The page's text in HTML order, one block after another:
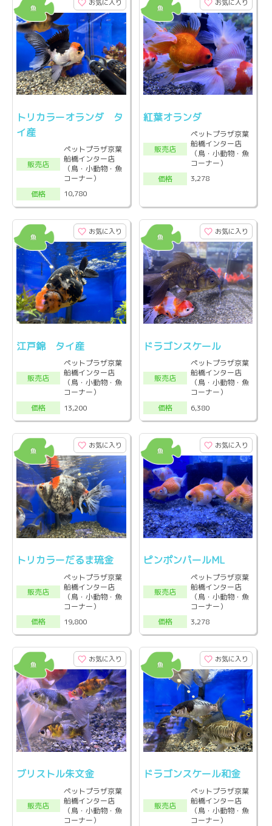
お気に入り
トリカラーオランダ タ
イ産
販売店
ペットプラザ京葉
船橋インター店
（鳥・小動物・魚
コーナー）
価格
10,780
お気に入り
紅葉オランダ
販売店
ペットプラザ京葉
船橋インター店
（鳥・小動物・魚
コーナー）
価格
3,278
お気に入り
江戸錦 タイ産
販売店
ペットプラザ京葉
船橋インター店
（鳥・小動物・魚
コーナー）
価格
13,200
お気に入り
ドラゴンスケール
販売店
ペットプラザ京葉
船橋インター店
（鳥・小動物・魚
コーナー）
価格
6,380
お気に入り
トリカラーだるま琉金
販売店
ペットプラザ京葉
船橋インター店
（鳥・小動物・魚
コーナー）
価格
19,800
お気に入り
ピンポンパールML
販売店
ペットプラザ京葉
船橋インター店
（鳥・小動物・魚
コーナー）
価格
3,278
お気に入り
ブリストル朱文金
販売店
ペットプラザ京葉
船橋インター店
（鳥・小動物・魚
コーナー）
お気に入り
ドラゴンスケール和金
販売店
ペットプラザ京葉
船橋インター店
（鳥・小動物・魚
コーナー）